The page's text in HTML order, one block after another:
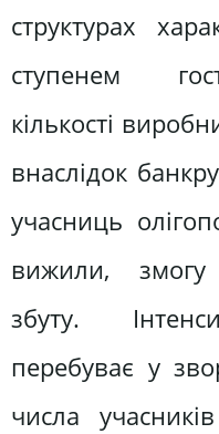
структурах
ступенем
кількості
внаслідок
учасниць
вижили,
збуту.
перебуває у
числа